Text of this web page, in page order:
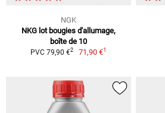
NGK
NKG lot bougies d'allumage,
boîte de 10
PVC 79,90 €2 71,90 €1